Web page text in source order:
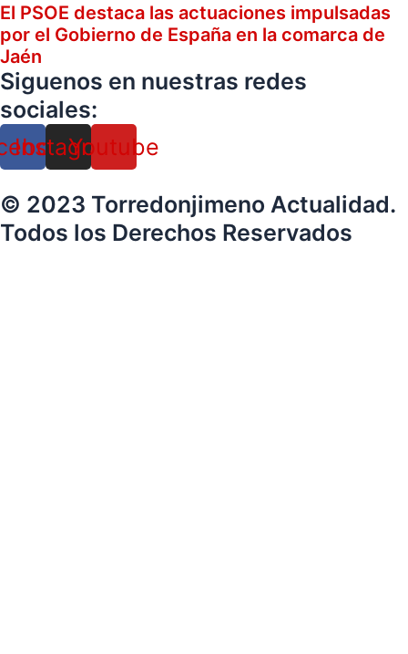
El PSOE destaca las actuaciones impulsadas
por el Gobierno de España en la comarca de
Jaén
Siguenos en nuestras redes
sociales:
Instagram
Youtube
© 2023 Torredonjimeno Actualidad.
Todos los Derechos Reservados